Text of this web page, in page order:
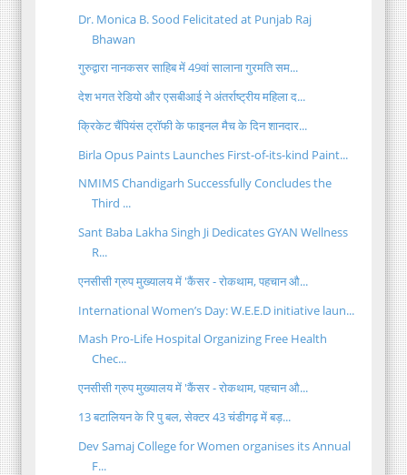
Dr. Monica B. Sood Felicitated at Punjab Raj
Bhawan
गुरुद्वारा नानकसर साहिब में 49वां सालाना गुरमति सम...
देश भगत रेडियो और एसबीआई ने अंतर्राष्ट्रीय महिला द...
क्रिकेट चैंपियंस ट्रॉफी के फाइनल मैच के दिन शानदार...
Birla Opus Paints Launches First-of-its-kind Paint...
NMIMS Chandigarh Successfully Concludes the
Third ...
Sant Baba Lakha Singh Ji Dedicates GYAN Wellness
R...
एनसीसी ग्रुप मुख्यालय में 'कैंसर - रोकथाम, पहचान औ...
International Women’s Day: W.E.E.D initiative laun...
Mash Pro-Life Hospital Organizing Free Health
Chec...
एनसीसी ग्रुप मुख्यालय में 'कैंसर - रोकथाम, पहचान औ...
13 बटालियन के रि पु बल, सेक्टर 43 चंडीगढ़ में बड़...
Dev Samaj College for Women organises its Annual
F...